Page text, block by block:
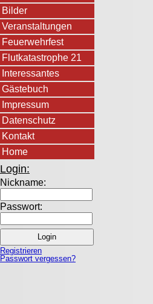
Bilder
Veranstaltungen
Feuerwehrfest
Flutkatastrophe 21
Interessantes
Gästebuch
Impressum
Datenschutz
Kontakt
Home
Login:
Nickname:
Passwort:
Registrieren
Passwort vergessen?